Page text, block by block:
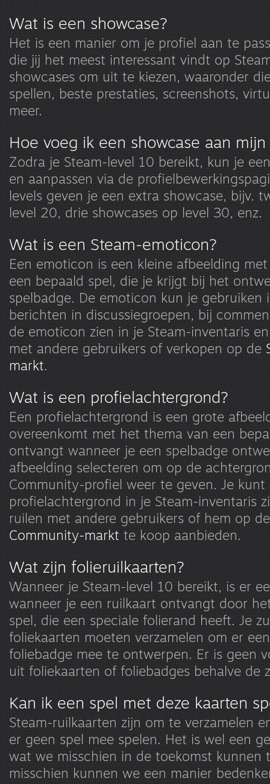
Wat is een showcase?
Het is een manier om je profiel aan te
die jij het meest interessant vindt op
showcases om uit te kiezen, waaronder
spellen, beste prestaties, screenshots,
meer.
Hoe voeg ik een showcase aan
Zodra je Steam-level 10 bereikt, kun je
en aanpassen via de
levels geven je een extra showcase, bijv.
level 20, drie showcases op level 30, enz.
Wat is een Steam-emoticon?
Een emoticon is een kleine afbeelding
een bepaald spel, die je krijgt bij het
spelbadge. De emoticon kun je gebruiken
berichten in discussiegroepen, bij
de emoticon zien in je Steam-inventaris
met andere gebruikers of verkopen op de
markt.
Wat is een profielachtergrond?
Een profielachtergrond is een grote
overeenkomt met het thema van een
ontvangt wanneer je een spelbadge
afbeelding selecteren om op de
Community-profiel weer te geven. Je kunt
profielachtergrond in je Steam-inventaris
ruilen met andere gebruikers of hem op
Community-markt te koop aanbieden.
Wat zijn folieruilkaarten?
Wanneer je Steam-level 10 bereikt, is er
wanneer je een ruilkaart ontvangt door
spel, die een speciale folierand heeft. Je
foliekaarten moeten verzamelen om er
foliebadge mee te ontwerpen. Er is geen
uit foliekaarten of foliebadges behalve de
Kan ik een spel met deze kaarten
Steam-ruilkaarten zijn om te verzamelen
er geen spel mee spelen. Het is wel een
wat we misschien in de toekomst kunnen
misschien kunnen we een manier